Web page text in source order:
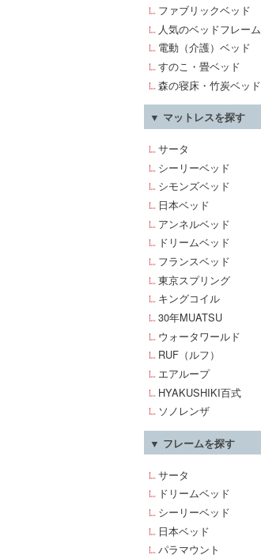
ファブリックベッド
人気のベッドフレーム
電動（介護）ベッド
すのこ・畳ベッド
森の寝床・竹炭ベッド
▼ マットレスを探す
サータ
シーリーベッド
シモンズベッド
日本ベッド
アンネルベッド
ドリームベッド
フランスベッド
東京スプリング
キングコイル
30年MUATSU
ウォータワールド
RUF（ルフ）
エアループ
HYAKUSHIKI百式
ソノレンザ
▼ フレームを探す
サータ
ドリームベッド
シーリーベッド
日本ベッド
パラマウント